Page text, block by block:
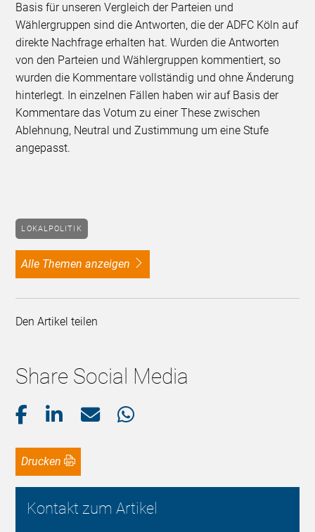
Basis für unseren Vergleich der Parteien und
Wählergruppen sind die Antworten, die der ADFC Köln auf
direkte Nachfrage erhalten hat. Wurden die Antworten
von den Parteien und Wählergruppen kommentiert, so
wurden die Kommentare vollständig und ohne Änderung
hinterlegt. In einzelnen Fällen haben wir auf Basis der
Kommentare das Votum zu einer These zwischen
Ablehnung, Neutral und Zustimmung um eine Stufe
angepasst.
LOKALPOLITIK
alle Themen anzeigen
Den Artikel teilen
Share Social Media
Drucken
Kontakt zum Artikel